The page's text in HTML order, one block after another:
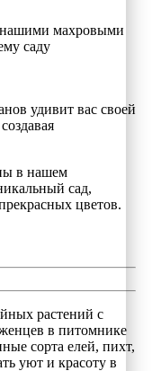
нашими махровыми
саду
удивит вас своей
в нашем
сад,
цветов.
растений с
в питомнике
сорта елей, пихт,
уют и красоту в